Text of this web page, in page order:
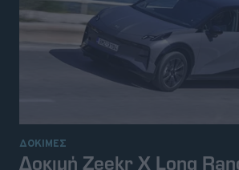
ΔΟΚΙΜΕΣ
Δοκιμή Zeekr X Long